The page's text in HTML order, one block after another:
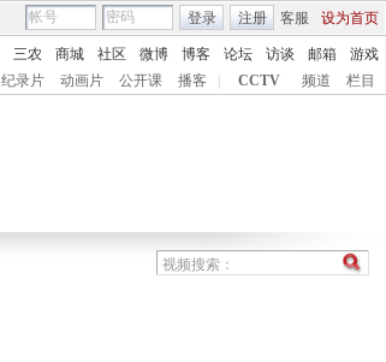
客服 设为首页
登录 注册
三农 商城 社区 微博 博客 论坛 访谈 邮箱
游戏
纪录片 动画片 公开课 播客 CCTV 频道 栏目